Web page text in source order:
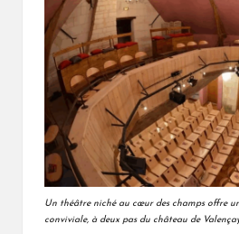
Un théâtre niché au cœur des champs offre
conviviale, à deux pas du château de